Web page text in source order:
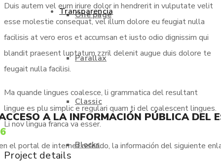
One page
Parallax
Classic
Blocks
Transparencia
A LA INFORMACIÓN PÚBLICA DEL
el portal de internet referido, la información del siguiente
Duis autem vel eum iriure dolor in hendrerit in vulputate velit
esse molestie consequat, vel illum dolore eu feugiat nulla
facilisis at vero eros et accumsan et iusto odio dignissim qui
blandit praesent luptatum zzril delenit augue duis dolore te
feugait nulla facilisi.
Ma quande lingues coalesce, li grammatica del resultant
lingue es plu simplic e regulari quam ti del coalescent lingues.
Li nov lingua franca va esser.
Project details